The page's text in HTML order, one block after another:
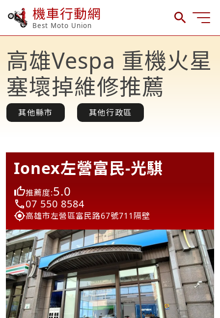
機車行動網
Best Moto Union
高雄Vespa 重機火星
塞壞掉維修推薦
其他縣市 其他行政區
Ionex左營富民-光騏
推薦度:5.0
07 550 8584
高雄市左營區富民路67號711隔壁